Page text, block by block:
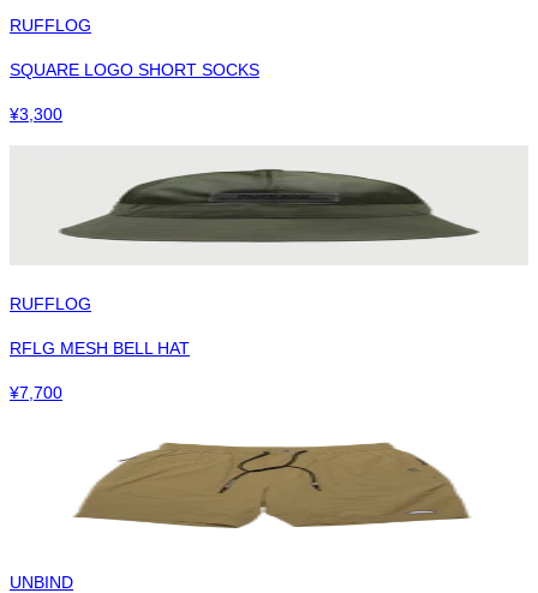
RUFFLOG
SQUARE LOGO SHORT SOCKS
¥3,300
RUFFLOG
RFLG MESH BELL HAT
¥7,700
UNBIND